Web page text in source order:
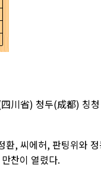
川省) 청두(成都) 칭청
환, 씨에허, 판팅위와
찬이 열렸다.